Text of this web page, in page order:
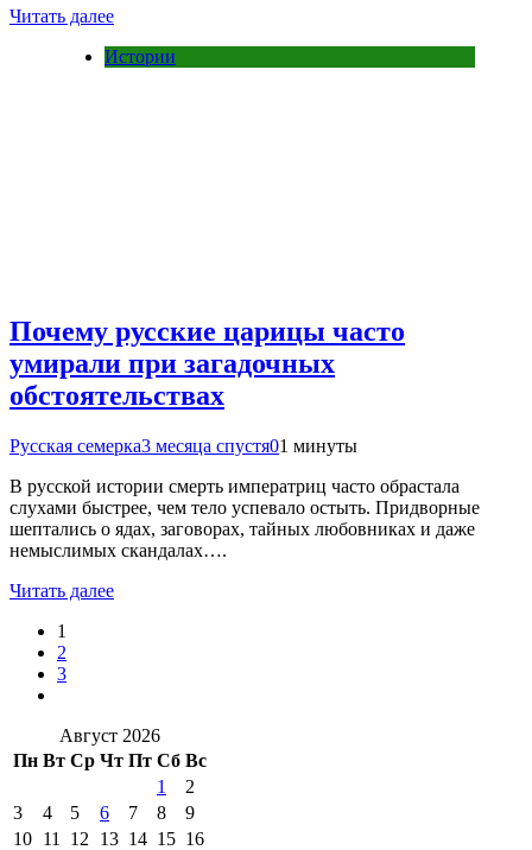
Читать далее
Истории
Почему русские царицы часто
умирали при загадочных
обстоятельствах
Русская семерка3 месяца спустя01 минуты
В русской истории смерть императриц часто обрастала
слухами быстрее, чем тело успевало остыть. Придворные
шептались о ядах, заговорах, тайных любовниках и даже
немыслимых скандалах….
Читать далее
1
2
3
Август 2026
Пн Вт Ср Чт Пт Сб Вс
1
2
3
4 5 6 7 8
9
10 11 12 13 14 15 16